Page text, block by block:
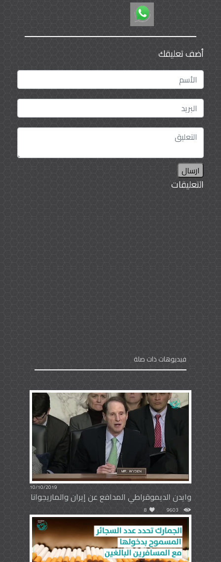
أضف تعليقك
ارسال
التعليقات
فيديوهات ذات صلة
10/10/2019
وايدن الديموقراطي المدافع عن إيران والماريجوانا
9603
8